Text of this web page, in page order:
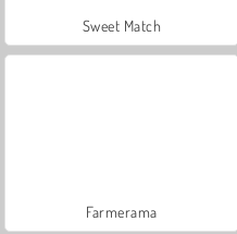
Sweet Match
Farmerama